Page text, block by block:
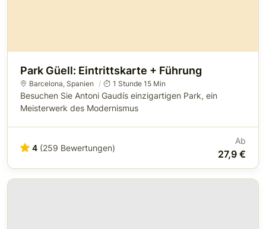
Park Güell: Eintrittskarte + Führung
Barcelona, Spanien 1 Stunde 15 Min
Besuchen Sie Antoni Gaudís einzigartigen Park, ein
Meisterwerk des Modernismus
4 (259 Bewertungen)
Ab
27,9 €